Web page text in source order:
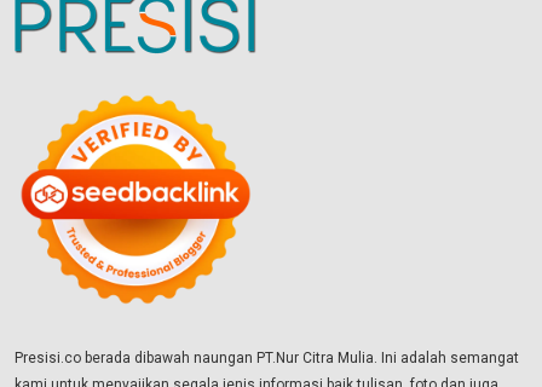
Presisi.co berada dibawah naungan PT.Nur Citra Mulia. Ini adalah semangat